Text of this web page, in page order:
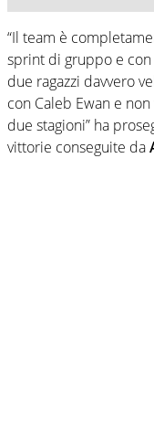
“Il team è
sprint di gruppo e con
due ragazzi davvero
con Caleb Ewan e
due stagioni” ha
vittorie conseguite da